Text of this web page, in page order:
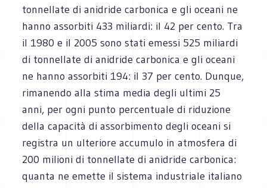
tonnellate di anidride carbonica e gli oceani ne
hanno assorbiti 433 miliardi: il 42 per cento. Tra
il 1980 e il 2005 sono stati emessi 525 miliardi
di tonnellate di anidride carbonica e gli oceani
ne hanno assorbiti 194: il 37 per cento. Dunque,
rimanendo alla stima media degli ultimi 25
anni, per ogni punto percentuale di riduzione
della capacità di assorbimento degli oceani si
registra un ulteriore accumulo in atmosfera di
200 milioni di tonnellate di anidride carbonica:
quanta ne emette il sistema industriale italiano